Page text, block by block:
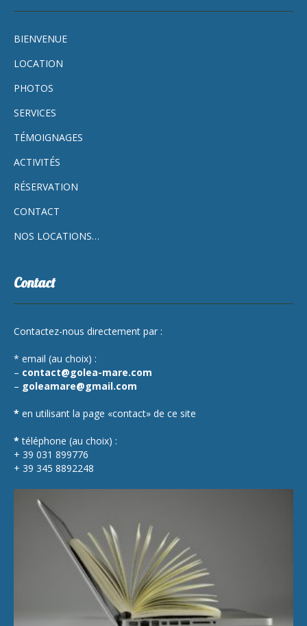
BIENVENUE
LOCATION
PHOTOS
SERVICES
TÉMOIGNAGES
ACTIVITÉS
RÉSERVATION
CONTACT
NOS LOCATIONS…
Contact
Contactez-nous directement par :
* email (au choix) :
– contact@golea-mare.com
– goleamare@gmail.com
* en utilisant la page «contact» de ce site
* téléphone (au choix) :
+ 39 031 899776
+ 39 345 8892248